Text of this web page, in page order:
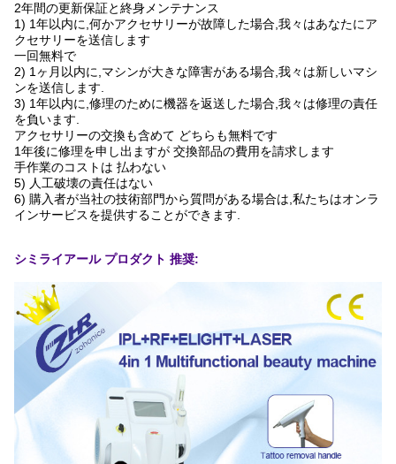
2年間の更新保証と終身メンテナンス
1) 1年以内に,何かアクセサリーが故障した場合,我々はあなたにア
クセサリーを送信します
一回無料で
2) 1ヶ月以内に,マシンが大きな障害がある場合,我々は新しいマシ
ンを送信します.
3) 1年以内に,修理のために機器を返送した場合,我々は修理の責任
を負います.
アクセサリーの交換も含めて どちらも無料です
1年後に修理を申し出ますが 交換部品の費用を請求します
手作業のコストは 払わない
5) 人工破壊の責任はない
6) 購入者が当社の技術部門から質問がある場合は,私たちはオンラ
インサービスを提供することができます.
シミライアール プロダクト 推奨: